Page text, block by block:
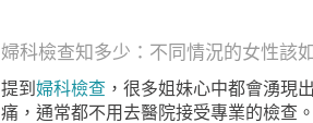
婦科檢查知多少：不同情況的女性該
提到婦科檢查 ，很多姐妹心中都會湧現
痛，通常都不用去醫院接受專業的檢查